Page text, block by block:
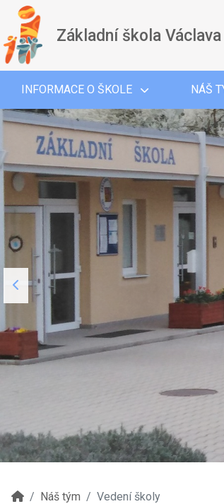
Základní škola
INFORMACE O ŠKOLE NÁŠ
Náš tým Vedení školy